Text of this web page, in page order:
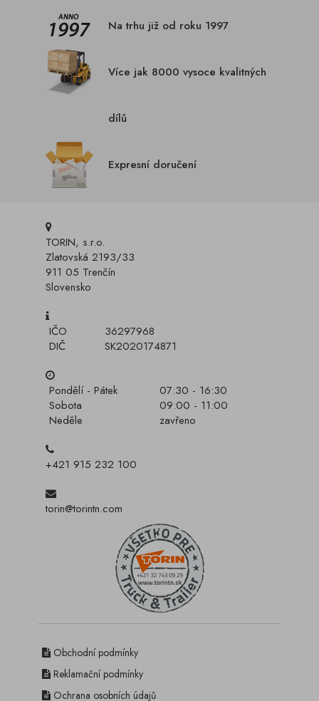
Na trhu již od roku 1997
Více jak 8000 vysoce kvalitných
dílů
Expresní doručení
TORIN, s.r.o.
Zlatovská 2193/33
911 05 Trenčín
Slovensko
IČO
36297968
DIČ
SK2020174871
Pondělí - Pátek
07:30 - 16:30
Sobota
09:00 - 11:00
Neděle
zavřeno
+421 915 232 100
torin@torintn.com
Obchodní podmínky
Reklamační podmínky
Ochrana osobních údajů